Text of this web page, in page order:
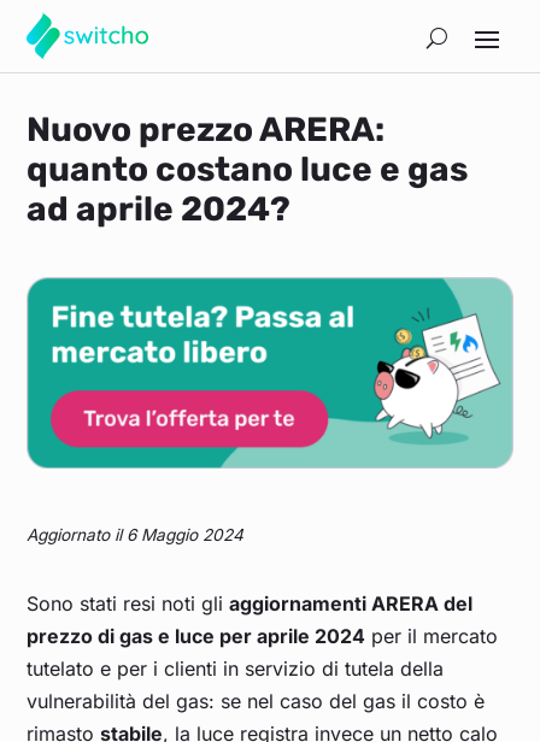
Nuovo prezzo ARERA:
quanto costano luce e gas
ad aprile 2024?
Aggiornato il 6 Maggio 2024
Sono stati resi noti gliaggiornamenti ARERA del
prezzo di gas e luce per aprile 2024 per il mercato
tutelato e per i clienti in servizio di tutela della
vulnerabilità del gas: se nel caso del gas il costo è
rimastostabile, la luce registra invece un netto calo